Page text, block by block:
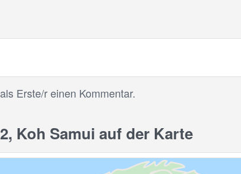
Erste/r einen Kommentar.
Koh Samui auf der Karte